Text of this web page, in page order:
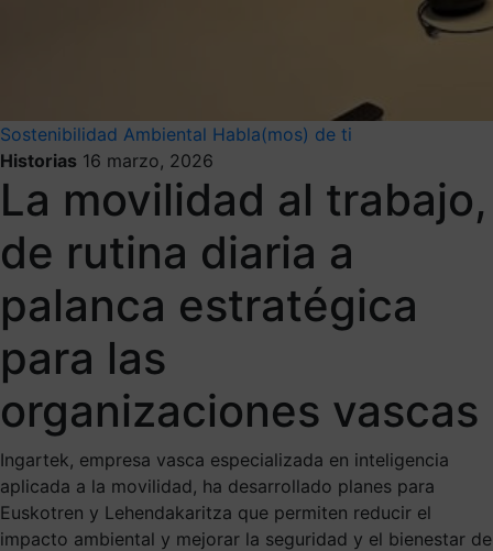
Sostenibilidad Ambiental Habla(mos) de ti
Historias 16 marzo, 2026
La movilidad al trabajo,
de rutina diaria a
palanca estratégica
para las
organizaciones vascas
Ingartek, empresa vasca especializada en inteligencia
aplicada a la movilidad, ha desarrollado planes para
Euskotren y Lehendakaritza que permiten reducir el
impacto ambiental y mejorar la seguridad y el bienestar de